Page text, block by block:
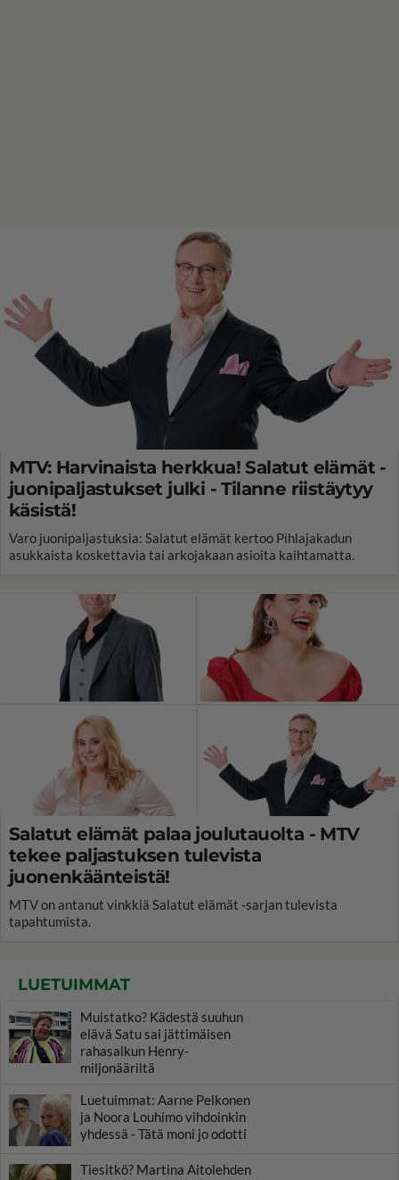
MTV: Harvinaista herkkua! Salatut elämät -
juonipaljastukset julki - Tilanne riistäytyy
käsistä!
Varo juonipaljastuksia: Salatut elämät kertoo Pihlajakadun
asukkaista koskettavia tai arkojakaan asioita kaihtamatta.
Salatut elämät palaa joulutauolta - MTV
tekee paljastuksen tulevista
juonenkäänteistä!
MTV on antanut vinkkiä Salatut elämät -sarjan tulevista
tapahtumista.
LUETUIMMAT
Muistatko? Kädestä suuhun
elävä Satu sai jättimäisen
rahasalkun Henry-
miljonääriltä
Luetuimmat: Aarne Pelkonen
ja Noora Louhimo vihdoinkin
yhdessä - Tätä moni jo odotti
Tiesitkö? Martina Aitolehden